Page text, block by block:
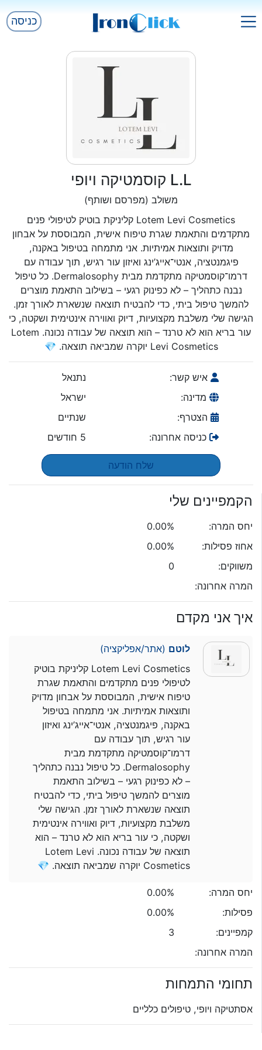
כניסה
L.L קוסמטיקה ויופי
משולב (מפרסם ושותף)
Lotem Levi Cosmetics קליניקת בוטיק לטיפולי פנים
מתקדמים והתאמת שגרת טיפוח אישית, המבוססת על אבחון
מדויק ותוצאות אמיתיות. אני מתמחה בטיפול באקנה,
פיגמנטציה, אנטי־אייג’ינג ואיזון עור רגיש, תוך עבודה עם
דרמו־קוסמטיקה מתקדמת מבית Dermalosophy. כל טיפול
נבנה כתהליך – לא כפינוק רגעי – בשילוב התאמת מוצרים
להמשך טיפול ביתי, כדי להבטיח תוצאה שנשארת לאורך זמן.
הגישה שלי משלבת מקצועיות, דיוק ואווירה אינטימית ושקטה, כי
עור בריא הוא לא טרנד – הוא תוצאה של עבודה נכונה. Lotem
Levi Cosmetics יוקרה שמביאה תוצאה. 💎
איש קשר:
נתנאל
מדינה:
ישראל
הצטרף:
שנתיים
כניסה אחרונה:
5 חודשים
שלח הודעה
הקמפיינים שלי
יחס המרה:
0.00%
אחוז פסילות:
0.00%
משווקים:
0
המרה אחרונה:
איך אני מקדם
לוטם (אתר/אפליקציה)
Lotem Levi Cosmetics קליניקת בוטיק
לטיפולי פנים מתקדמים והתאמת שגרת
טיפוח אישית, המבוססת על אבחון מדויק
ותוצאות אמיתיות. אני מתמחה בטיפול
באקנה, פיגמנטציה, אנטי־אייג’ינג ואיזון
עור רגיש, תוך עבודה עם
דרמו־קוסמטיקה מתקדמת מבית
Dermalosophy. כל טיפול נבנה כתהליך
– לא כפינוק רגעי – בשילוב התאמת
מוצרים להמשך טיפול ביתי, כדי להבטיח
תוצאה שנשארת לאורך זמן. הגישה שלי
משלבת מקצועיות, דיוק ואווירה אינטימית
ושקטה, כי עור בריא הוא לא טרנד – הוא
תוצאה של עבודה נכונה. Lotem Levi
Cosmetics יוקרה שמביאה תוצאה. 💎
יחס המרה:
0.00%
פסילות:
0.00%
קמפיינים:
3
המרה אחרונה:
תחומי התמחות
אסתטיקה ויופי, טיפולים כלליים